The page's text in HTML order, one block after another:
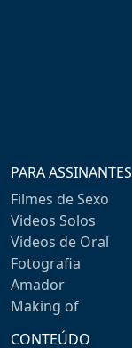
PARA ASSINANTES
Filmes de Sexo
Videos Solos
Videos de Oral
Fotografia
Amador
Making of
CONTEÚDO